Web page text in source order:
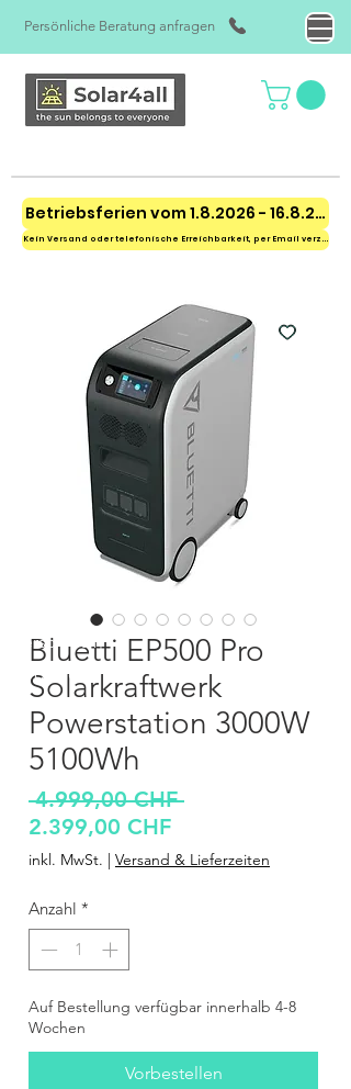
Persönliche Beratung anfragen
Betriebsferien vom 1.8.2026 - 16.8.2026
Kein Versand oder telefonische Erreichbarkeit, per Email verzögert
Bluetti EP500 Pro
Solarkraftwerk
Powerstation 3000W
5100Wh
4.999,00 CHF Standardpreis
2.399,00 CHFSale-
Preis
inkl. MwSt. | Versand & Lieferzeiten
Anzahl *
Auf Bestellung verfügbar innerhalb 4-8
Wochen
Vorbestellen
Überschrift 1
Überschrift 1